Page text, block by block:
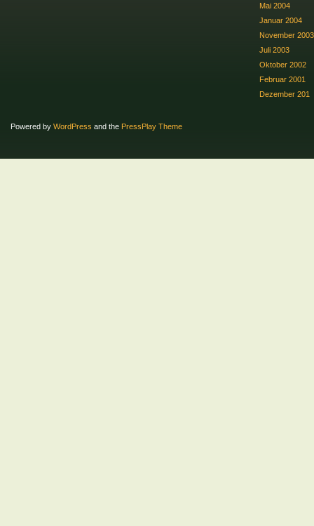
Mai 2004
Januar 2004
November 2003
Juli 2003
Oktober 2002
Februar 2001
Dezember 201
Powered by WordPress and the PressPlay Theme